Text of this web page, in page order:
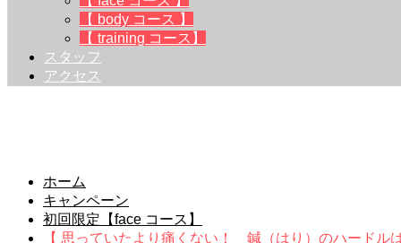
【 body コース 】
【 training コース】
スタッフ
アクセス
ホーム
キャンペーン
初回限定【face コース】
【 思っていたより痛くない！ 鍼（はり）のハードル